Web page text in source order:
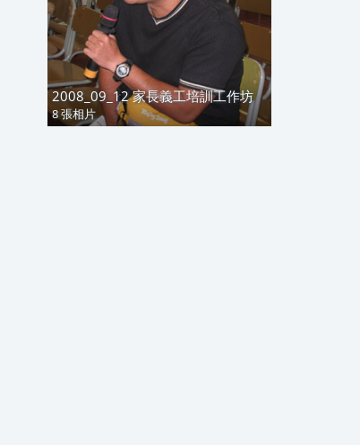
2008_09_12 家長義工培訓工作坊
8 張相片